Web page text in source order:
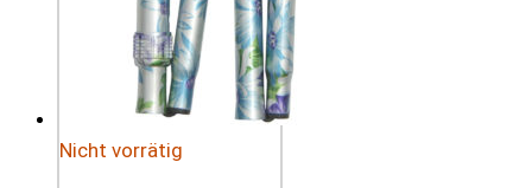
Nicht vorrätig